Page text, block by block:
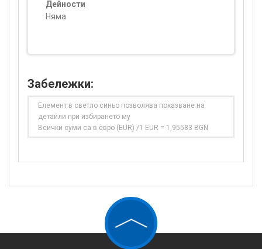
Дейности
Няма
Забележки:
Елемент в светло синьо позволява показване на
детайли при избирането му
Всички суми са в евро (EUR) /1 EUR = 1,95583 BGN